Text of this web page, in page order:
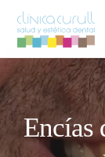
content
Encías